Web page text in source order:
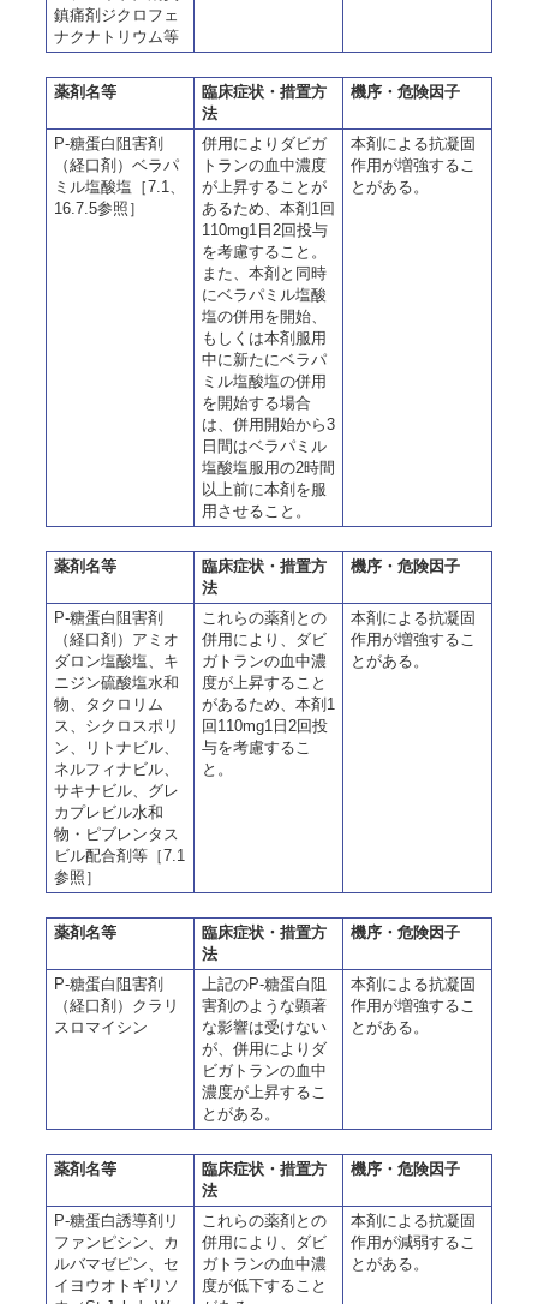
鎮痛剤ジクロフェ
ナクナトリウム等
薬剤名等
臨床症状・措置方
法
機序・危険因子
P-糖蛋白阻害剤
（経口剤）ベラパ
ミル塩酸塩［7.1、
16.7.5参照］
併用によりダビガ
トランの血中濃度
が上昇することが
あるため、本剤1回
110mg1日2回投与
を考慮すること。
また、本剤と同時
にベラパミル塩酸
塩の併用を開始、
もしくは本剤服用
中に新たにベラパ
ミル塩酸塩の併用
を開始する場合
は、併用開始から3
日間はベラパミル
塩酸塩服用の2時間
以上前に本剤を服
用させること。
本剤による抗凝固
作用が増強するこ
とがある。
薬剤名等
臨床症状・措置方
法
機序・危険因子
P-糖蛋白阻害剤
（経口剤）アミオ
ダロン塩酸塩、キ
ニジン硫酸塩水和
物、タクロリム
ス、シクロスポリ
ン、リトナビル、
ネルフィナビル、
サキナビル、グレ
カプレビル水和
物・ピブレンタス
ビル配合剤等［7.1
参照］
これらの薬剤との
併用により、ダビ
ガトランの血中濃
度が上昇すること
があるため、本剤1
回110mg1日2回投
与を考慮するこ
と。
本剤による抗凝固
作用が増強するこ
とがある。
薬剤名等
臨床症状・措置方
法
機序・危険因子
P-糖蛋白阻害剤
（経口剤）クラリ
スロマイシン
上記のP-糖蛋白阻
害剤のような顕著
な影響は受けない
が、併用によりダ
ビガトランの血中
濃度が上昇するこ
とがある。
本剤による抗凝固
作用が増強するこ
とがある。
薬剤名等
臨床症状・措置方
法
機序・危険因子
P-糖蛋白誘導剤リ
ファンピシン、カ
ルバマゼピン、セ
イヨウオトギリソ
これらの薬剤との
併用により、ダビ
ガトランの血中濃
度が低下すること
本剤による抗凝固
作用が減弱するこ
とがある。